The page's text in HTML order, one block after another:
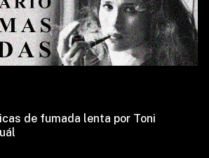
de fumada lenta por Toni